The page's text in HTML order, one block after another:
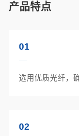
产品特点
01
选用优质光纤，
02